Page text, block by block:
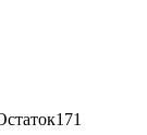
171